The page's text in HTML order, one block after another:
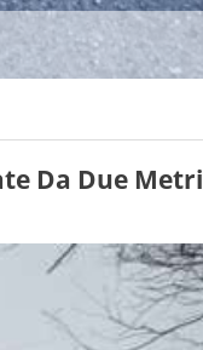
Da Due Metri